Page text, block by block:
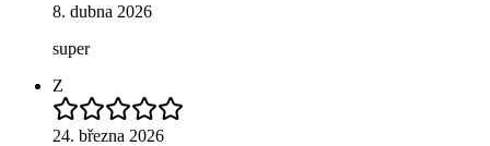
8. dubna 2026
super
Z
24. března 2026